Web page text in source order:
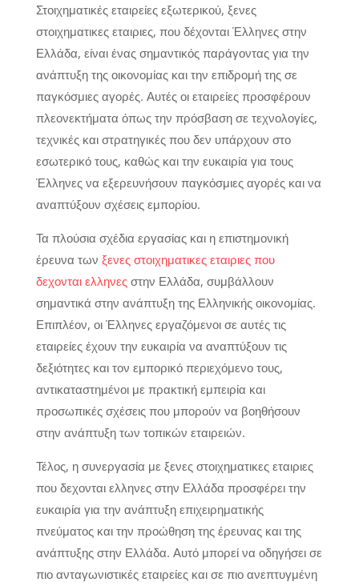
Στοιχηματικές εταιρείες εξωτερικού, ξενες
στοιχηματικες εταιριες, που δέχονται Έλληνες στην
Ελλάδα, είναι ένας σημαντικός παράγοντας για την
ανάπτυξη της οικονομίας και την επιδρομή της σε
παγκόσμιες αγορές. Αυτές οι εταιρείες προσφέρουν
πλεονεκτήματα όπως την πρόσβαση σε τεχνολογίες,
τεχνικές και στρατηγικές που δεν υπάρχουν στο
εσωτερικό τους, καθώς και την ευκαιρία για τους
Έλληνες να εξερευνήσουν παγκόσμιες αγορές και να
αναπτύξουν σχέσεις εμπορίου.
Τα πλούσια σχέδια εργασίας και η επιστημονική
έρευνα των ξενες στοιχηματικες εταιριες που
δεχονται ελληνεςστην Ελλάδα, συμβάλλουν
σημαντικά στην ανάπτυξη της Ελληνικής οικονομίας.
Επιπλέον, οι Έλληνες εργαζόμενοι σε αυτές τις
εταιρείες έχουν την ευκαιρία να αναπτύξουν τις
δεξιότητες και τον εμπορικό περιεχόμενο τους,
αντικαταστημένοι με πρακτική εμπειρία και
προσωπικές σχέσεις που μπορούν να βοηθήσουν
στην ανάπτυξη των τοπικών εταιρειών.
Τέλος, η συνεργασία με ξενες στοιχηματικες εταιριες
που δεχονται ελληνες στην Ελλάδα προσφέρει την
ευκαιρία για την ανάπτυξη επιχειρηματικής
πνεύματος και την προώθηση της έρευνας και της
ανάπτυξης στην Ελλάδα. Αυτό μπορεί να οδηγήσει σε
πιο ανταγωνιστικές εταιρείες και σε πιο ανεπτυγμένη